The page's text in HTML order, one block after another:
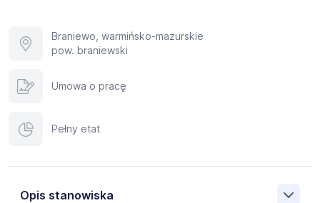
Braniewo, warmińsko-mazurskie
pow. braniewski
Umowa o pracę
Pełny etat
Opis stanowiska